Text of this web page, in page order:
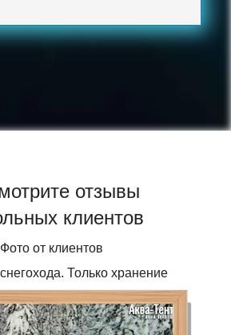
отзывы
клиентов
Фото от клиентов
Только хранение